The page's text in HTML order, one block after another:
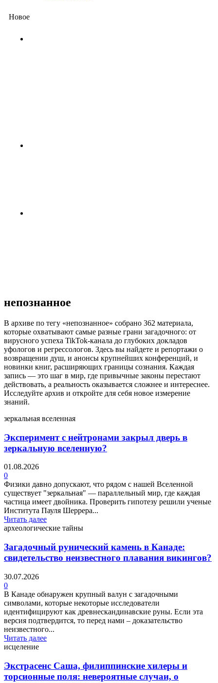
Новое
непознанное
В архиве по тегу «непознанное» собрано 362 материала,
которые охватывают самые разные грани загадочного: от
вирусного успеха TikTok-канала до глубоких докладов
уфологов и регрессологов. Здесь вы найдете и репортажи о
возвращении душ, и анонсы крупнейших конференций, и
новинки книг, расширяющих границы сознания. Каждая
запись — это шаг в мир, где привычные законы перестают
действовать, а реальность оказывается сложнее и интереснее.
Исследуйте архив и откройте для себя новое измерение
знаний.
зеркальная вселенная
Эксперимент с нейтронами закрыл дверь в
зеркальную вселенную?
01.08.2026
0
Физики давно допускают, что рядом с нашей Вселенной
существует "зеркальная" — параллельный мир, где каждая
частица имеет двойника. Проверить гипотезу решили ученые
Института Пауля Шеррера...
Читать далее
археологические тайны
Загадочный рунический камень в Канаде:
свидетельство неизвестного плавания викингов?
30.07.2026
0
В Канаде обнаружен крупный валун с загадочными
символами, которые некоторые исследователи
идентифицируют как древнескандинавские руны. Если эта
версия подтвердится, то перед нами – доказательство
неизвестного...
Читать далее
исцеление
Экстрасенс Саша, филиппинские хилеры и
торсионные поля: невероятные случаи, о